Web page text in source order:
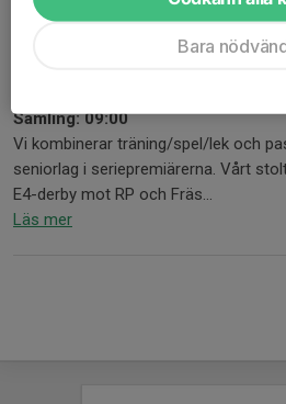
0 kommentarer
Samling: 09:00
Vi kombinerar träning/spel/lek och
seniorlag i seriepremiärerna. Vårt
E4-derby mot RP och Fräs...
Läs mer
Bara